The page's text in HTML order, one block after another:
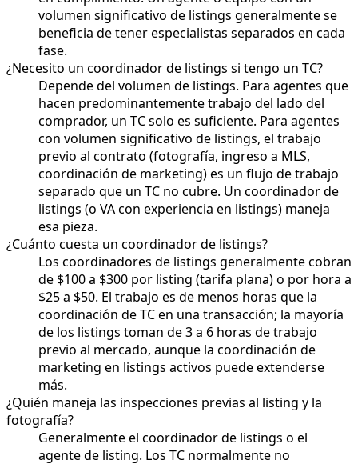
volumen significativo de listings generalmente se
beneficia de tener especialistas separados en cada
fase.
¿Necesito un coordinador de listings si tengo un TC?
Depende del volumen de listings. Para agentes que
hacen predominantemente trabajo del lado del
comprador, un TC solo es suficiente. Para agentes
con volumen significativo de listings, el trabajo
previo al contrato (fotografía, ingreso a MLS,
coordinación de marketing) es un flujo de trabajo
separado que un TC no cubre. Un coordinador de
listings (o VA con experiencia en listings) maneja
esa pieza.
¿Cuánto cuesta un coordinador de listings?
Los coordinadores de listings generalmente cobran
de $100 a $300 por listing (tarifa plana) o por hora a
$25 a $50. El trabajo es de menos horas que la
coordinación de TC en una transacción; la mayoría
de los listings toman de 3 a 6 horas de trabajo
previo al mercado, aunque la coordinación de
marketing en listings activos puede extenderse
más.
¿Quién maneja las inspecciones previas al listing y la
fotografía?
Generalmente el coordinador de listings o el
agente de listing. Los TC normalmente no